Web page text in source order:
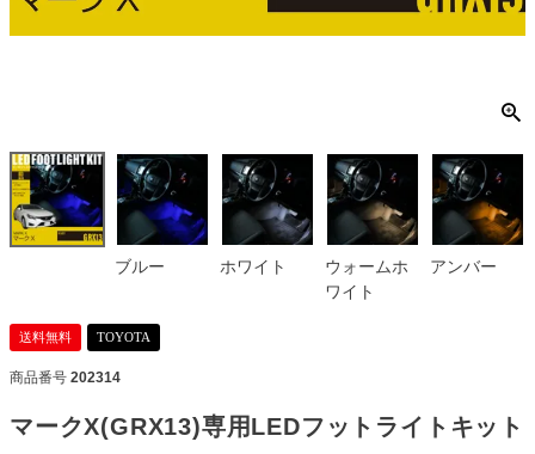
ブルー ホワイト
ウォームホ
ワイト
アンバー
送料無料 TOYOTA
商品番号 202314
マークX(GRX13)専用LEDフットライトキット